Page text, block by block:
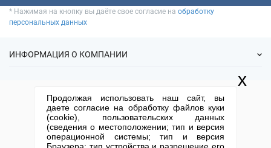
* Нажимая на кнопку вы даёте свое согласие на обработку
персональных данных
ИНФОРМАЦИЯ О КОМПАНИИ
Спецпредложения
Готовые фирмы
Продажа фирм
КОНТАКТНАЯ ИНФОРМАЦИЯ
+7 (495) 740-38-07 mail@1-urist.ru
Продолжая использовать наш сайт, вы
даете согласие на обработку файлов куки
(cookie), пользовательских данных
(сведения о местоположении; тип и версия
операционной системы; тип и версия
x